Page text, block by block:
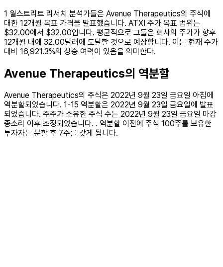
1 월스트리트 리서치 분석가들은 Avenue Therapeutics의 주식에
대한 12개월 목표 가격을 발표했습니다. ATXI 주가 목표 범위는
$32.00에서 $32.00입니다. 평균적으로 그들은 회사의 주가가 향후
12개월 내에 32.00달러에 도달할 것으로 예상합니다. 이는 현재 주가
대비 16,921.3%의 상승 여력이 있음을 의미한다.
Avenue Therapeutics의 역분할
Avenue Therapeutics의 주식은 2022년 9월 23일 금요일 아침에
역분할되었습니다. 1-15 역분할은 2022년 9월 23일 금요일에 발표
되었습니다. 주주가 소유한 주식 수는 2022년 9월 23일 금요일 마감
종소리 이후 조정되었습니다. . 역분할 이전에 주식 100주를 보유한
투자자는 분할 후 7주를 갖게 됩니다.